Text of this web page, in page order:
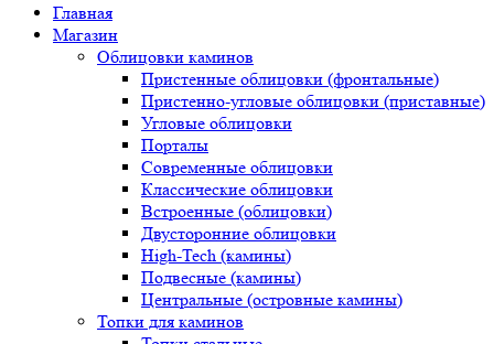
Главная
Магазин
Облицовки каминов
Пристенные облицовки (фронтальные)
Пристенно-угловые облицовки (приставные)
Угловые облицовки
Порталы
Современные облицовки
Классические облицовки
Встроенные (облицовки)
Двусторонние облицовки
High-Tech (камины)
Подвесные (камины)
Центральные (островные камины)
Топки для каминов